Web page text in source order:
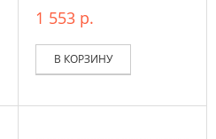
1 553 р.
В КОРЗИНУ